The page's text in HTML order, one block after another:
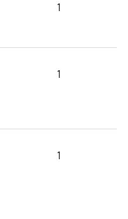
1
1
1